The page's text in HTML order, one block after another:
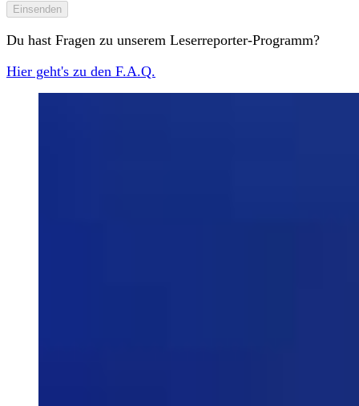
Einsenden
Du hast Fragen zu unserem Leserreporter-Programm?
Hier geht's zu den F.A.Q.